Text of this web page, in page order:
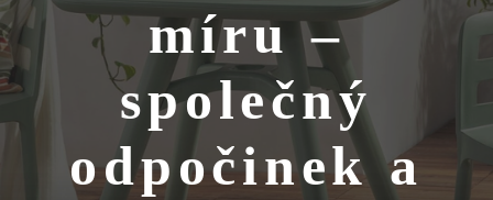
míru –
společný
odpočinek a